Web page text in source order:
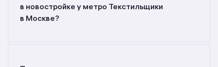
в новостройке у метро Текстильщики
в Москве?
Площадь составляет от 79,2 до 79,2 кв. м.,